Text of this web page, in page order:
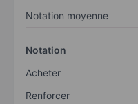
Notation moyenne
Notation
Acheter
Renforcer